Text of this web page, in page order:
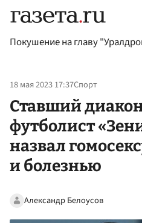
Покушение на главу
18 мая 2023 17:37Спорт
Ставший
футболист
назвал
и болезнью
Александр Белоусов